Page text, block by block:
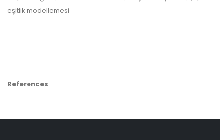
eşitlik modellemesi
References